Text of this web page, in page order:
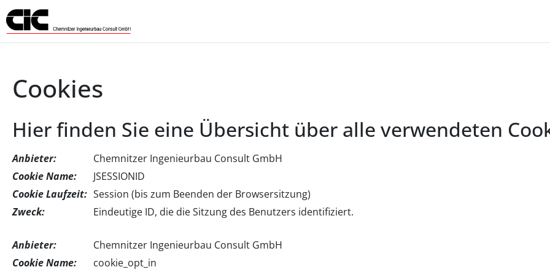
Cookies
Hier finden Sie eine Übersicht über alle verwendeten
Anbieter:
Chemnitzer Ingenieurbau Consult GmbH
Cookie Name:
JSESSIONID
Cookie Laufzeit: Session (bis zum Beenden der Browsersitzung)
Zweck:
Eindeutige ID, die die Sitzung des Benutzers identifiziert.
Anbieter:
Chemnitzer Ingenieurbau Consult GmbH
Cookie Name:
cookie_opt_in